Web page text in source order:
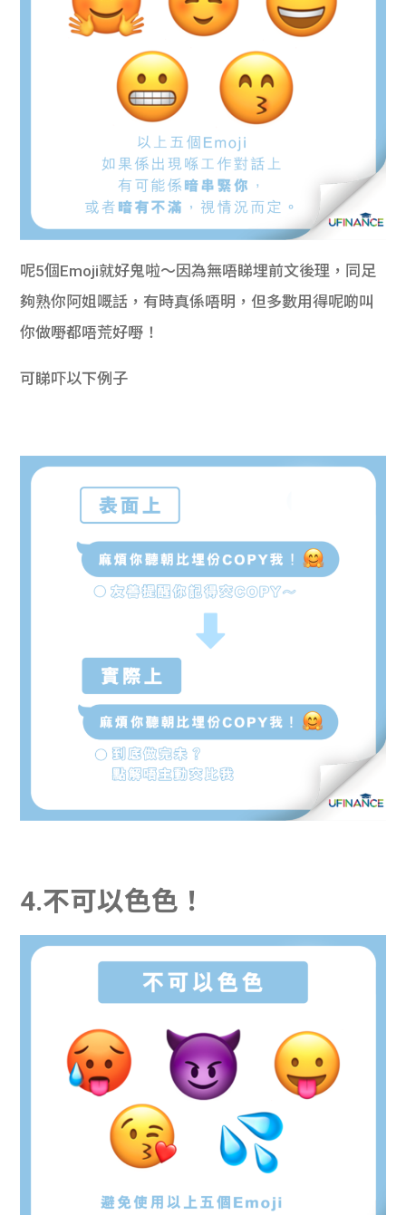
呢5個Emoji就好鬼啦～因為無唔睇埋前文後理，同足
夠熟你阿姐嘅話，有時真係唔明，但多數用得呢啲叫
你做嘢都唔荒好嘢！
可睇吓以下例子
4.不可以色色！